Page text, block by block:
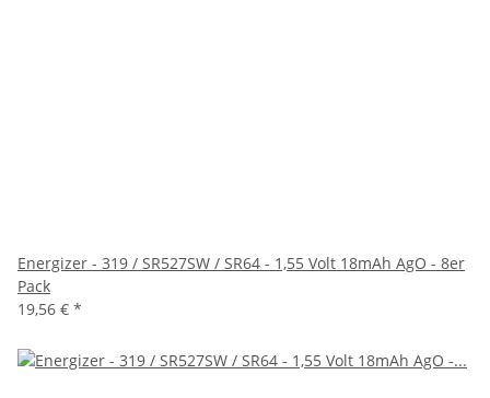
Energizer - 319 / SR527SW / SR64 - 1,55 Volt 18mAh AgO - 8er
Pack
19,56 € *